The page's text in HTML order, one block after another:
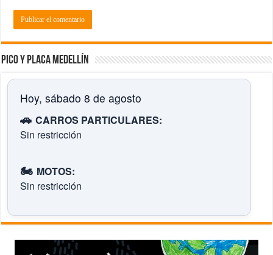
Pico y placa Medellín
Hoy, sábado 8 de agosto
🚗 CARROS PARTICULARES:
Sin restricción
🏍️ MOTOS:
Sin restricción